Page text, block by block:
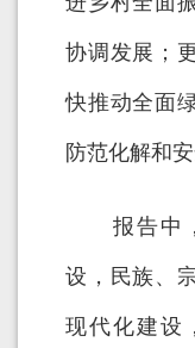
协调发展；
快推动全面
防范化解和
报告中，
设，民族、
现代化建设